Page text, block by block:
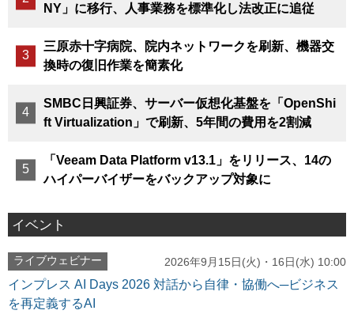
NY」に移行、人事業務を標準化し法改正に追従
三原赤十字病院、院内ネットワークを刷新、機器交
換時の復旧作業を簡素化
SMBC日興証券、サーバー仮想化基盤を「OpenShi
ft Virtualization」で刷新、5年間の費用を2割減
「Veeam Data Platform v13.1」をリリース、14の
ハイパーバイザーをバックアップ対象に
イベント
ライブウェビナー 2026年9月15日(火)・16日(水) 10:00
インプレス AI Days 2026 対話から自律・協働へ─ビジネス
を再定義するAI